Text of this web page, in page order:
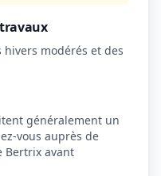
modérés et des
généralement un
vous auprès de
Bertrix avant